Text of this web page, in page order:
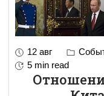
12 авг
5 min read